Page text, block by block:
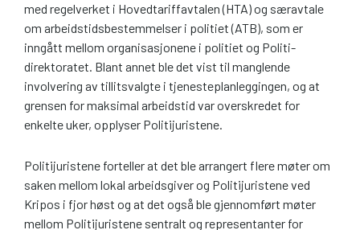
med regelverket i Hoved­tariffavtalen (HTA) og særavtale
om arbeidstidsbestemmelser i politiet (ATB), som er
inngått mellom organisasjonene i politiet og Politi­
direktoratet. Blant annet ble det vist til manglende
involvering av tillitsvalgte i tjenesteplanleggingen, og at
grensen for maksimal arbeidstid var overskredet for
enkelte uker, opplyser Politi­juristene.
Politijuristene forteller at det ble arrangert flere møter om
saken mellom lokal arbeidsgiver og Politi­juristene ved
Kripos i fjor høst og at det også ble gjennomført møter
mellom Politijuristene sentralt og representanter for